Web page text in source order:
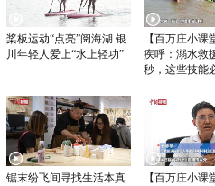
桨板运动“点亮”阅海湖 银
川年轻人爱上“水上轻功”
【百万庄小课
疾呼：溺水救
秒，这些技能
锯末纷飞间寻找生活本真
【百万庄小课